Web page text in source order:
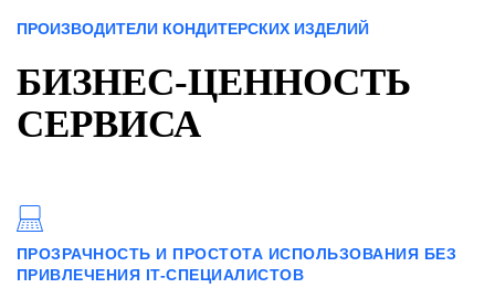
ПРОИЗВОДИТЕЛИ КОНДИТЕРСКИХ ИЗДЕЛИЙ
БИЗНЕС-ЦЕННОСТЬ
СЕРВИСА
ПРОЗРАЧНОСТЬ И ПРОСТОТА ИСПОЛЬЗОВАНИЯ БЕЗ
ПРИВЛЕЧЕНИЯ IT-СПЕЦИАЛИСТОВ